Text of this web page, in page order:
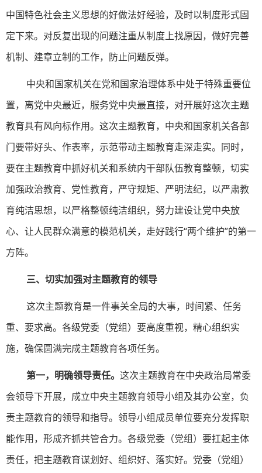
中国特色社会主义思想的好做法好经验，及时以制度形式固
定下来。对反复出现的问题注重从制度上找原因，做好完善
机制、建章立制的工作，防止问题反弹。
中央和国家机关在党和国家治理体系中处于特殊重要位
置，离党中央最近，服务党中央最直接，对开展好这次主题
教育具有风向标作用。这次主题教育，中央和国家机关各部
门要带好头、作表率，示范带动主题教育走深走实。同时，
要在主题教育中抓好机关和系统内干部队伍教育整顿，切实
加强政治教育、党性教育，严守规矩、严明法纪，以严肃教
育纯洁思想，以严格整顿纯洁组织，努力建设让党中央放
心、让人民群众满意的模范机关，走好践行“两个维护”的第一
方阵。
三、切实加强对主题教育的领导
这次主题教育是一件事关全局的大事，时间紧、任务
重、要求高。各级党委（党组）要高度重视，精心组织实
施，确保圆满完成主题教育各项任务。
第一，明确领导责任。 这次主题教育在中央政治局常委
会领导下开展，成立中央主题教育领导小组及其办公室，负
责主题教育的领导和指导。领导小组成员单位要充分发挥职
能作用，形成齐抓共管合力。各级党委（党组）要扛起主体
责任，把主题教育谋划好、组织好、落实好。党委（党组）